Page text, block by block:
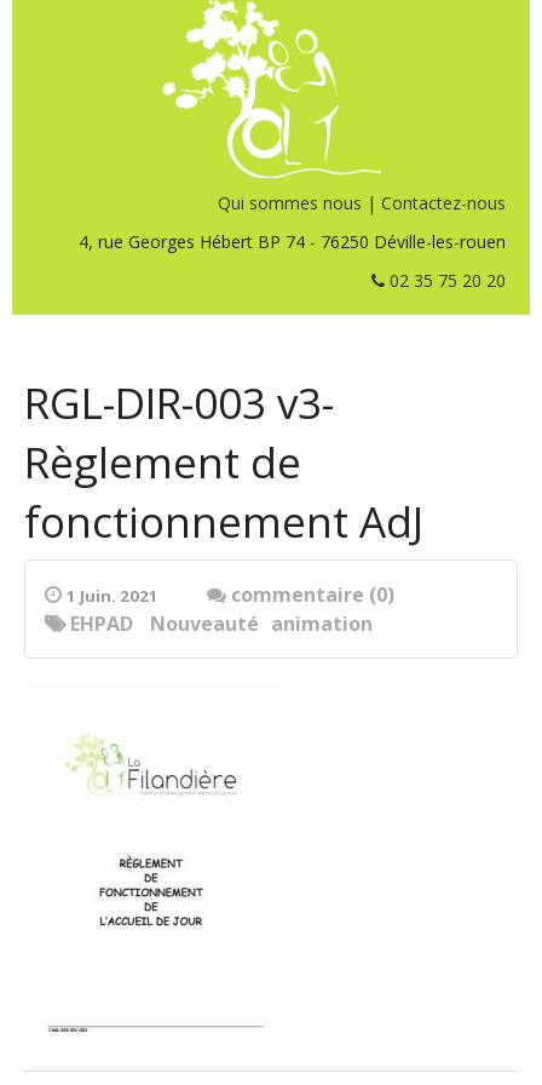
Qui sommes nous | Contactez-nous
4, rue Georges Hébert BP 74 - 76250 Déville-les-rouen
02 35 75 20 20
RGL-DIR-003 v3-
Règlement de
fonctionnement AdJ
1 Juin. 2021
commentaire (0)
animation
EHPAD Nouveauté